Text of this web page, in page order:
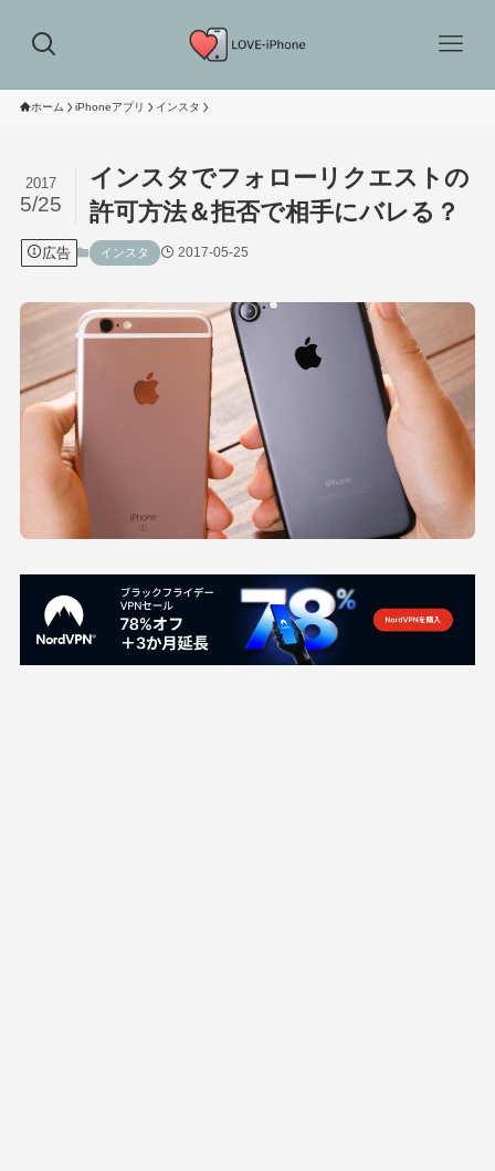
ホーム iPhoneアプリ インスタ
インスタでフォローリクエストの
許可方法＆拒否で相手にバレる？
2017
5/25
広告 インスタ 2017-05-25